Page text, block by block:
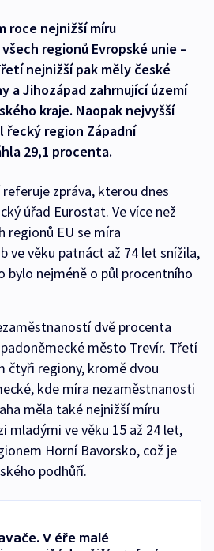
roce nejnižší míru
regionů Evropské unie –
nejnižší pak měly české
a Jihozápad zahrnující území
kraje. Naopak nejvyšší
region Západní
29,1 procenta.
zpráva, kterou dnes
úřad Eurostat. Ve více než
regionů EU se míra
ve věku patnáct až 74 let snížila,
bylo nejméně o půl procentního
dvě procenta
město Trevír. Třetí
čtyři regiony, kromě dvou
kde míra nezaměstnanosti
měla také nejnižší míru
mladými ve věku 15 až 24 let,
Horní Bavorsko, což je
podhůří.
V éře malé